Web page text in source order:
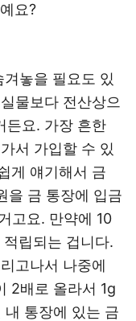
요?
놓을 필요도 있
물보다 전산상으
든요. 가장 흔한
서 가입할 수 있
게 얘기해서 금
을 금 통장에 입금
고요. 만약에 10
립되는 겁니다.
고나서 나중에
2배로 올라서 1g
내 통장에 있는 금